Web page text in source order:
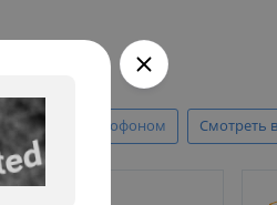
С микрофоном Смотреть